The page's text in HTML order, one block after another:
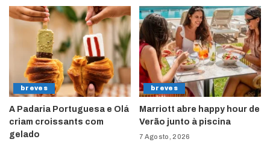
breves
A Padaria Portuguesa e Olá
criam croissants com
gelado
breves
Marriott abre happy hour de
Verão junto à piscina
7 Agosto, 2026